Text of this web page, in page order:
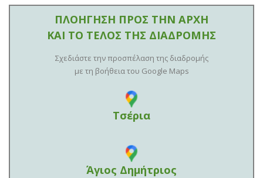
ΠΛΟΗΓΗΣΗ ΠΡΟΣ ΤΗΝ ΑΡΧΗ
ΚΑΙ ΤΟ ΤΕΛΟΣ ΤΗΣ ΔΙΑΔΡΟΜΗΣ
Σχεδιάστε την προσπέλαση της διαδρομής
με τη βοήθεια του Google Maps
Τσέρια
Άγιος Δημήτριος